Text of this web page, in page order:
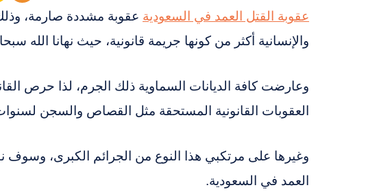
عقوبة القتل العمد في السعودية عقوبة مشددة صارمة، وذلك
والإنسانية أكثر من كونها جريمة قانونية، حيث نهانا الله
وعارضت كافة الديانات السماوية ذلك الجرم، لذا حرص
العقوبات القانونية المستحقة مثل القصاص والسجن
وغيرها على مرتكبي هذا النوع من الجرائم الكبرى،
العمد في السعودية.